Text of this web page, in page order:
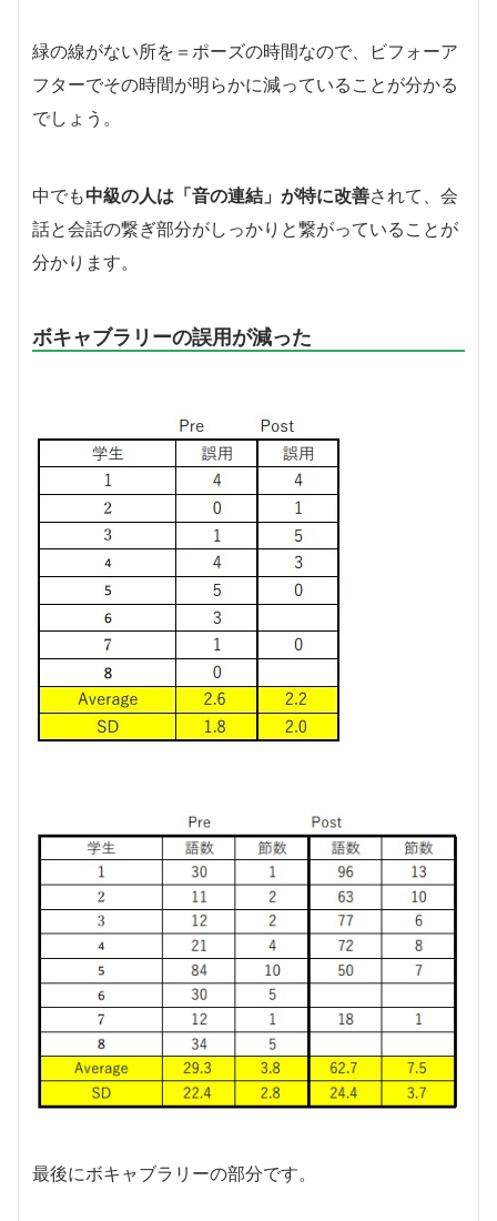
緑の線がない所を＝ポーズの時間なので、ビフォーア
フターでその時間が明らかに減っていることが分かる
でしょう。
中でも中級の人は「音の連結」が特に改善されて、会
話と会話の繋ぎ部分がしっかりと繋がっていることが
分かります。
ボキャブラリーの誤用が減った
最後にボキャブラリーの部分です。